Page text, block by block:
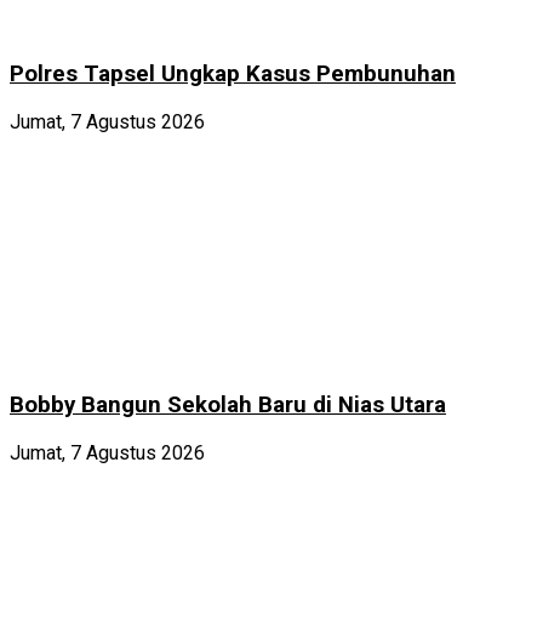
Polres Tapsel Ungkap Kasus Pembunuhan
Jumat, 7 Agustus 2026
Bobby Bangun Sekolah Baru di Nias Utara
Jumat, 7 Agustus 2026